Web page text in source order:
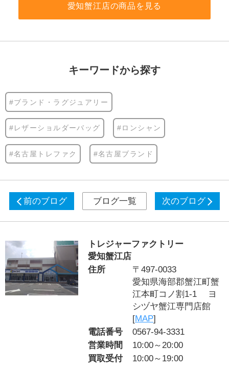
愛知蟹江店の商品を見る
キーワードから探す
#ブランド・ラグジュアリー
#レザーショルダーバッグ #ロンシャン
#名古屋トレファク #名古屋ブランド
前のブログ ブログ一覧 次のブログ
トレジャーファクトリー
愛知蟹江店
住所
〒497-0033
愛知県海部郡蟹江町蟹
江本町コノ割1-1 ヨ
シヅヤ蟹江専門店館
[MAP]
電話番号
0567-94-3331
営業時間
10:00～20:00
買取受付
10:00～19:00